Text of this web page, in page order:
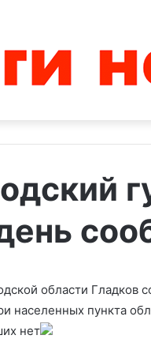
области Гладков
населенных пункта
нет
падении
Подмосковье
два
человека
21.08.2023
При падении